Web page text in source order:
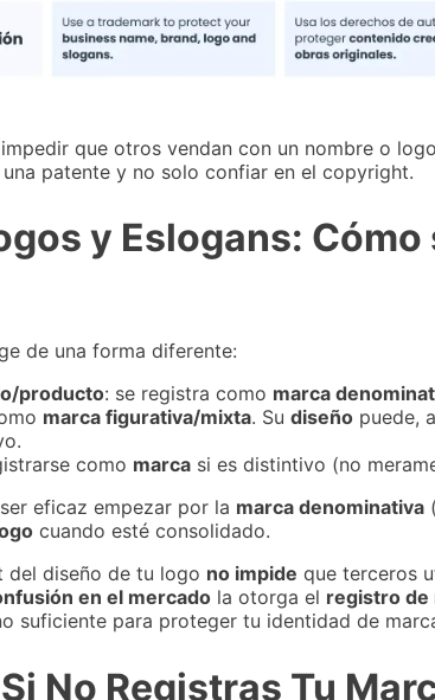
que otros vendan con un nombre o logo
una patente y no solo confiar en el copyright.
y Eslogans: Cómo
de una forma diferente:
producto: se registra como marca
marca figurativa/mixta. Su diseño puede,
como marca si es distintivo (no
eficaz empezar por la marca denominativa
cuando esté consolidado.
del diseño de tu logo no impide que terceros
en el mercado la otorga el registro de
suficiente para proteger tu identidad de
No Registras Tu